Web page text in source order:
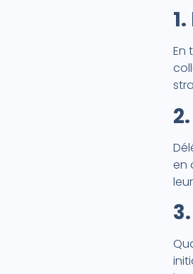
En
en